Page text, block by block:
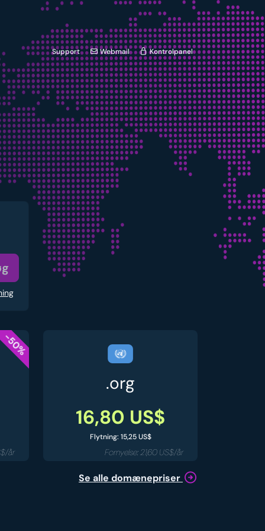
Support Webmail Kontrolpanel
-50%
år
.org
16,80 US$
Flytning: 15,25 US$
Fornyelse: 21,60 US$/år
Se alle domænepriser